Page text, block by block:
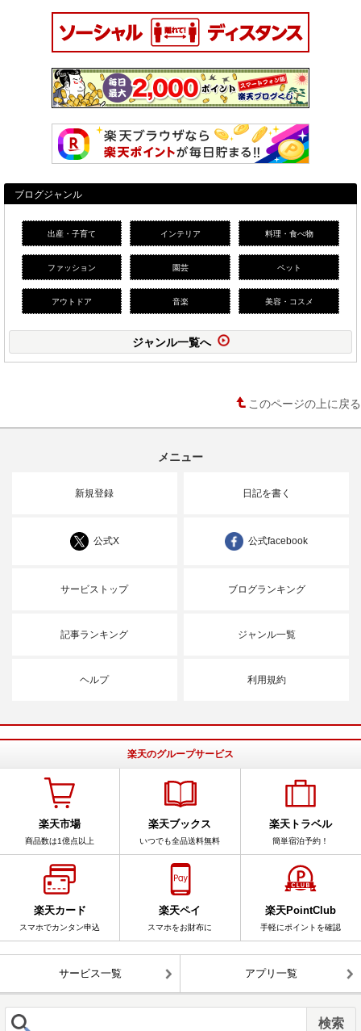
ブログジャンル
出産・子育て インテリア 料理・食べ物
ファッション 園芸 ペット
アウトドア 音楽 美容・コスメ
ジャンル一覧へ
このページの上に戻る
メニュー
新規登録 日記を書く
公式X 公式facebook
サービストップ ブログランキング
記事ランキング ジャンル一覧
ヘルプ 利用規約
楽天のグループサービス
楽天市場
商品数は1億点以上
楽天ブックス
いつでも全品送料無料
楽天トラベル
簡単宿泊予約！
楽天カード
スマホでカンタン申込
楽天ペイ
スマホをお財布に
楽天PointClub
手軽にポイントを確認
サービス一覧 アプリ一覧